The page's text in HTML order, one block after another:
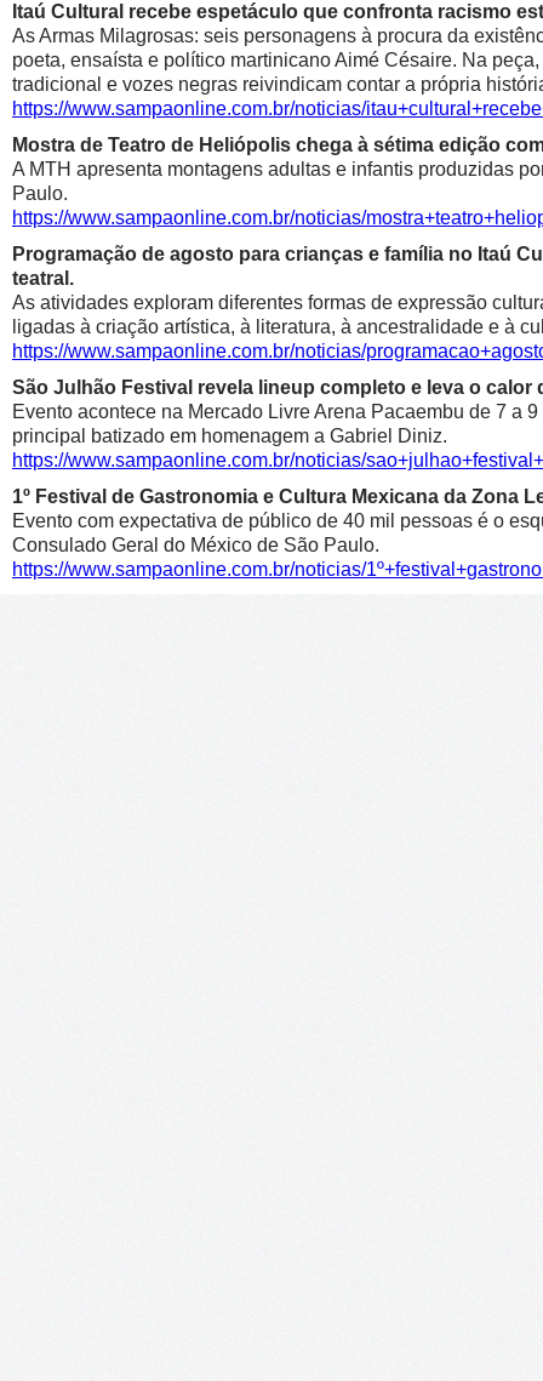
Itaú Cultural recebe espetáculo que confronta racismo
As Armas Milagrosas: seis personagens à procura da
poeta, ensaísta e político martinicano Aimé Césaire. Na
tradicional e vozes negras reivindicam contar a própria
https://www.sampaonline.com.br/noticias/
Mostra de Teatro de Heliópolis chega à sétima edição
A MTH apresenta montagens adultas e infantis produzidas
Paulo.
https://www.sampaonline.com.br/noticias/
Programação de agosto para crianças e família no Itaú
teatral.
As atividades exploram diferentes formas de expressão
ligadas à criação artística, à literatura, à ancestralidade e à
https://www.sampaonline.com.br/noticias/
São Julhão Festival revela lineup completo e leva o calor
Evento acontece na Mercado Livre Arena Pacaembu de 7 a
principal batizado em homenagem a Gabriel Diniz.
https://www.sampaonline.com.br/noticias/
1º Festival de Gastronomia e Cultura Mexicana da Zona
Evento com expectativa de público de 40 mil pessoas é o
Consulado Geral do México de São Paulo.
https://www.sampaonline.com.br/noticias/